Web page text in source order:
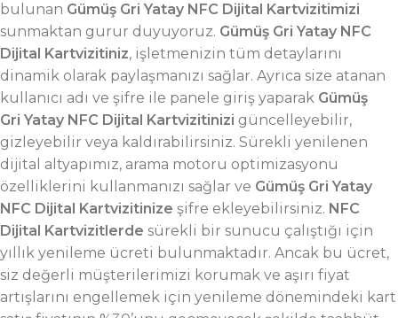
bulunan Gümüş Gri Yatay NFC Dijital Kartvizitimizi
sunmaktan gurur duyuyoruz. Gümüş Gri Yatay NFC
Dijital Kartvizitiniz, işletmenizin tüm detaylarını
dinamik olarak paylaşmanızı sağlar. Ayrıca size atanan
kullanıcı adı ve şifre ile panele giriş yaparak Gümüş
Gri Yatay NFC Dijital Kartvizitinizi güncelleyebilir,
gizleyebilir veya kaldırabilirsiniz. Sürekli yenilenen
dijital altyapımız, arama motoru optimizasyonu
özelliklerini kullanmanızı sağlar ve Gümüş Gri Yatay
NFC Dijital Kartvizitinize şifre ekleyebilirsiniz. NFC
Dijital Kartvizitlerde sürekli bir sunucu çalıştığı için
yıllık yenileme ücreti bulunmaktadır. Ancak bu ücret,
siz değerli müşterilerimizi korumak ve aşırı fiyat
artışlarını engellemek için yenileme dönemindeki kart